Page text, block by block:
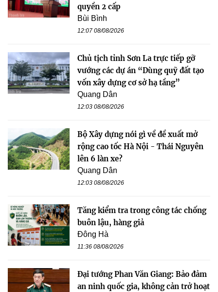
quyền 2 cấp
Bùi Bình
12:07 08/08/2026
Chủ tịch tỉnh Sơn La trực tiếp gỡ
vướng các dự án “Dùng quỹ đất tạo
vốn xây dựng cơ sở hạ tầng”
Quang Dân
12:03 08/08/2026
Bộ Xây dựng nói gì về đề xuất mở
rộng cao tốc Hà Nội - Thái Nguyên
lên 6 làn xe?
Quang Dân
12:03 08/08/2026
Tăng kiểm tra trong công tác chống
buôn lậu, hàng giả
Đông Hà
11:36 08/08/2026
Đại tướng Phan Văn Giang: Bảo đảm
an ninh quốc gia, không cản trở hoạt